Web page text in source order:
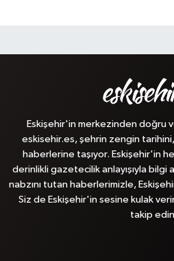
Eskişehir'in merkezinden doğru
eskisehir.es, şehrin zengin
haberlerine taşıyor. Eskişehir'in
derinlikli gazetecilik anlayışıyla bilgi
nabzını tutan haberlerimizle,
Siz de Eskişehir'in sesine kulak
takip